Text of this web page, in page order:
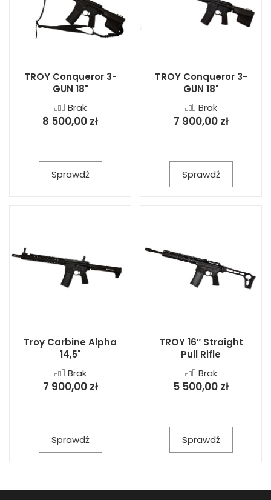
TROY Conqueror 3-
GUN 18"
Brak
8 500,00 zł
Sprawdź
TROY Conqueror 3-
GUN 18"
Brak
7 900,00 zł
Sprawdź
Troy Carbine Alpha
14,5"
Brak
7 900,00 zł
Sprawdź
TROY 16″ Straight
Pull Rifle
Brak
5 500,00 zł
Sprawdź